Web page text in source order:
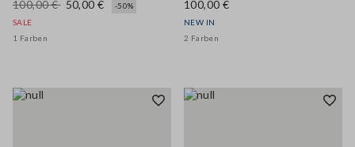
100,00 € 50,00 €
-50%
SALE
1 Farben
100,00 €
NEW IN
2 Farben